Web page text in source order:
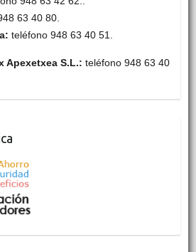
63 40 80.
teléfono 948 63 40 51.
Apexetxea S.L.: teléfono 948 63 40